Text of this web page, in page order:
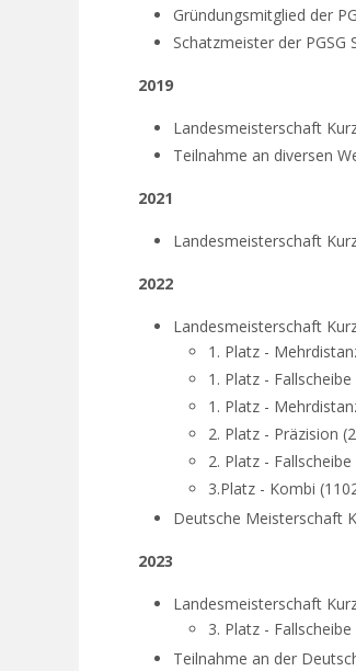
Gründungsmitglied der
Schatzmeister der PGSG
2019
Landesmeisterschaft
Teilnahme an diversen
2021
Landesmeisterschaft
2022
Landesmeisterschaft
1. Platz -
1. Platz -
1. Platz -
2. Platz - Präzision
2. Platz -
3.Platz - Kombi
Deutsche Meisterschaft
2023
Landesmeisterschaft
3. Platz -
Teilnahme an der